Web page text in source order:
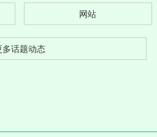
网站
多话题动态